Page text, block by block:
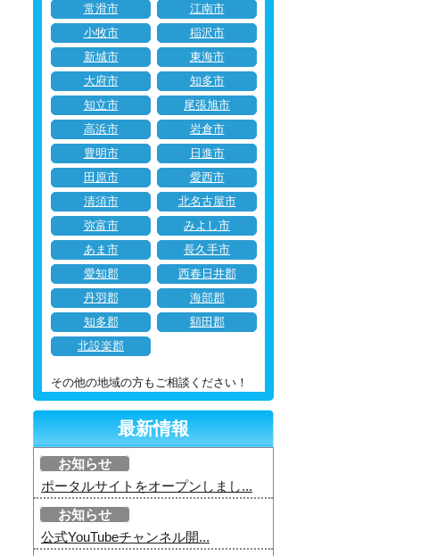
常滑市
江南市
小牧市
稲沢市
新城市
東海市
大府市
知多市
知立市
尾張旭市
高浜市
岩倉市
豊明市
日進市
田原市
愛西市
清須市
北名古屋市
弥富市
みよし市
あま市
長久手市
愛知郡
西春日井郡
丹羽郡
海部郡
知多郡
額田郡
北設楽郡
その他の地域の方もご相談ください！
最新情報
お知らせ
ポータルサイトをオープンしまし...
お知らせ
公式YouTubeチャンネル開...